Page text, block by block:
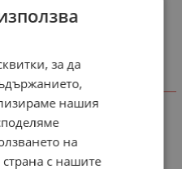
за да
нашия
на
с нашите